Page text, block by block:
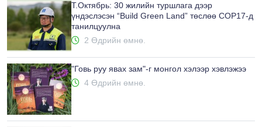
Т.Октябрь: 30 жилийн туршлага дээр
үндэслэсэн “Build Green Land” төслөө COP17-д
танилцуулна
2 Өдрийн өмнө.
"Говь руу явах зам"-г монгол хэлээр хэвлэжээ
4 Өдрийн өмнө.